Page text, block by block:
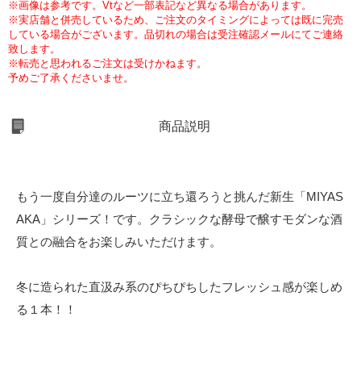
※画像は参考です。Vtなど一部表記など異なる場合があります。
※実店舗と併売しているため、ご注文のタイミングによっては既に完売
している場合がございます。品切れの場合は受注確認メールにてご連絡
致します。
※転売と思われるご注文は受けかねます。
予めご了承くださいませ。
商品説明
もう一度自分達のルーツに立ち還ろうと挑んだ新生「MIYAS
AKA」シリーズ！です。クラシックな酵母で醸すモダンな酒
質との融合をお楽しみいただけます。
冬に造られた直汲み系のぴちぴちしたフレッシュ感が楽しめ
る１本！！